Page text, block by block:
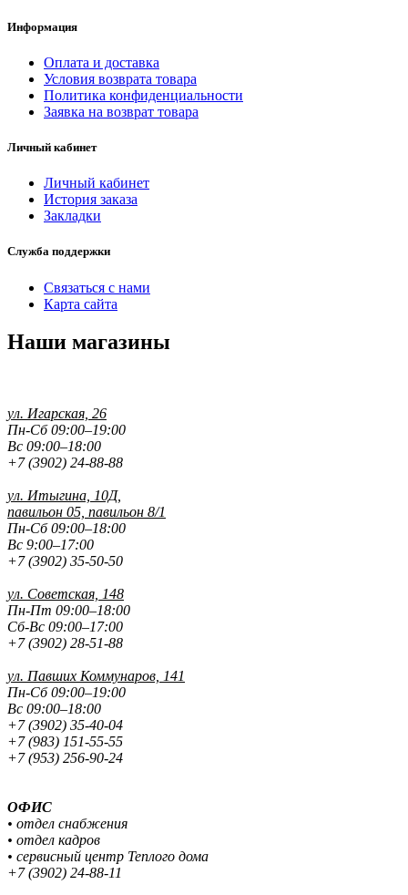
Информация
Оплата и доставка
Условия возврата товара
Политика конфиденциальности
Заявка на возврат товара
Личный кабинет
Личный кабинет
История заказа
Закладки
Служба поддержки
Связаться с нами
Карта сайта
Наши магазины
ул. Игарская, 26
Пн-Сб 09:00–19:00
Вс 09:00–18:00
+7 (3902) 24-88-88
ул. Итыгина, 10Д,
павильон 05, павильон 8/1
Пн-Сб 09:00–18:00
Вс 9:00–17:00
+7 (3902) 35-50-50
ул. Советская, 148
Пн-Пт 09:00–18:00
Сб-Вс 09:00–17:00
+7 (3902) 28-51-88
ул. Павших Коммунаров, 141
Пн-Сб 09:00–19:00
Вс 09:00–18:00
+7 (3902) 35-40-04
+7 (983) 151-55-55
+7 (953) 256-90-24
ОФИС
• отдел снабжения
• отдел кадров
• сервисный центр Теплого дома
+7 (3902) 24-88-11